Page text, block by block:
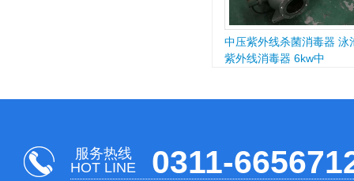
中压紫外线杀菌消毒器 泳
紫外线消毒器 6kw中
服务热线
HOT LINE
0311-